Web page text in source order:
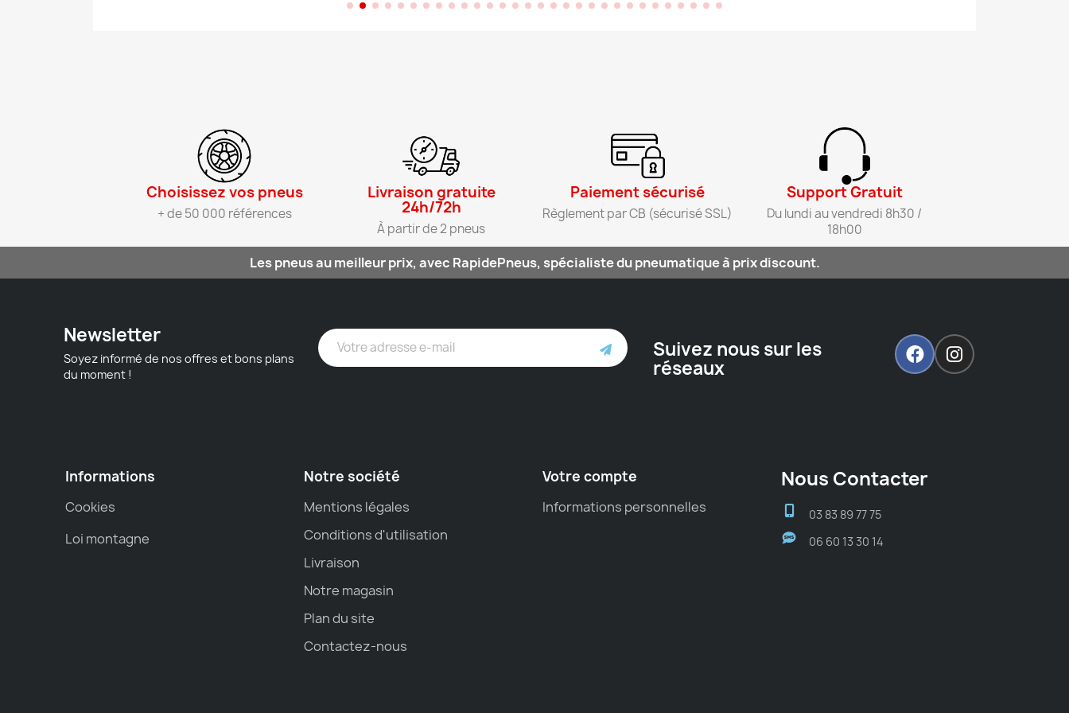
Choisissez vos pneus​
+ de 50 000 références
Livraison gratuite
24h/72h​
À partir de 2 pneus​
Paiement sécurisé​
Règlement par CB (sécurisé SSL)​
Support Gratuit​
Du lundi au vendredi 8h30 /
18h00​
Les pneus au meilleur prix, avec RapidePneus, spécialiste du pneumatique à prix discount.
Newsletter
Soyez informé de nos offres et bons plans
du moment !
Suivez nous sur les
réseaux
Informations
Cookies
Loi montagne
Notre société
Mentions légales
Conditions d'utilisation
Livraison
Notre magasin
Plan du site
Contactez-nous
Votre compte
Informations personnelles
Nous Contacter
03 83 89 77 75
06 60 13 30 14